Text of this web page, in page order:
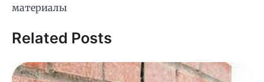
материалы
Related Posts